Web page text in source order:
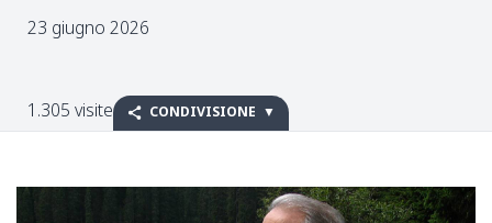
23 giugno 2026
1.305 visite CONDIVISIONE